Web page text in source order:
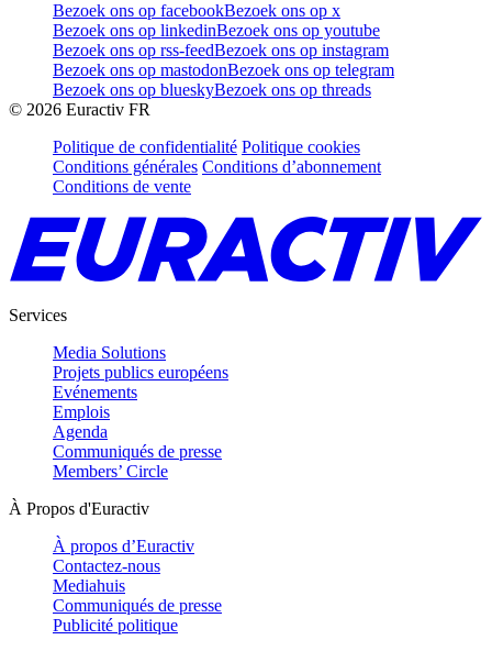
Bezoek ons op facebookBezoek ons op x
Bezoek ons op linkedinBezoek ons op youtube
Bezoek ons op rss-feedBezoek ons op instagram
Bezoek ons op mastodonBezoek ons op telegram
Bezoek ons op blueskyBezoek ons op threads
© 2026 Euractiv FR
Politique de confidentialité Politique cookies
Conditions générales Conditions d’abonnement
Conditions de vente
Services
Media Solutions
Projets publics européens
Evénements
Emplois
Agenda
Communiqués de presse
Members’ Circle
À Propos d'Euractiv
À propos d’Euractiv
Contactez-nous
Mediahuis
Communiqués de presse
Publicité politique